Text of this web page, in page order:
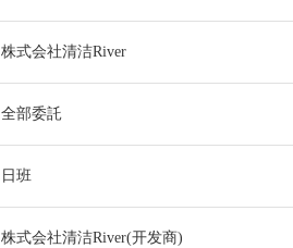
株式会社清洁River
全部委託
日班
株式会社清洁River(开发商)